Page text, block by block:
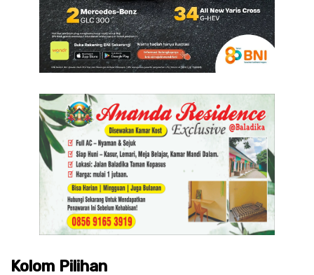
Kolom Pilihan